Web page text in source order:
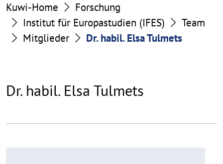
Kuwi-Home
Forschung
Institut für Europastudien (IFES)
Team
Mitglieder
Dr. habil. Elsa Tulmets
Dr. habil. Elsa Tulmets